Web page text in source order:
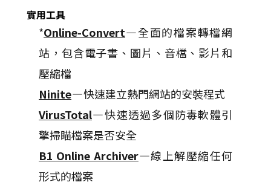
實用工具
*Online-Convert—全面的檔案轉檔網
站，包含電子書、圖片、音檔、影片和
壓縮檔
Ninite— 快速建立熱門網站的安裝程式
VirusTotal— 快速透過多個防毒軟體引
擎掃瞄檔案是否安全
B1 Online Archiver—線上解壓縮任何
形式的檔案